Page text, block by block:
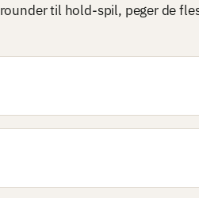
til hold-spil, peger de